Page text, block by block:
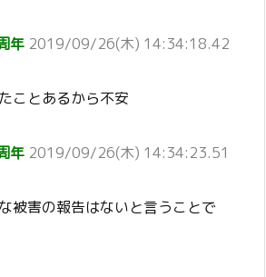
年 2019/09/26(木) 14:34:18.42
ことあるから不安
年 2019/09/26(木) 14:34:23.51
被害の報告はないと言うことで